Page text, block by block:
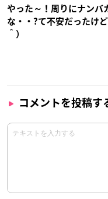
やった～！周りにナンバ
な・・?て不安だったけ
＾）
コメントを投稿す